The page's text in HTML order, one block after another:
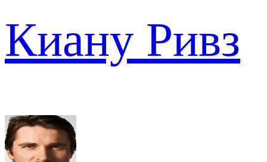
Киану Ривз